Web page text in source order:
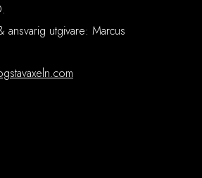
utgivare: Marcus